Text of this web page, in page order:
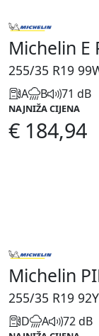
Michelin E
255/35 R19
A B 71 dB
NAJNIŽA CIJENA
€ 184,94
Michelin
255/35 R19 92Y
D A 72 dB